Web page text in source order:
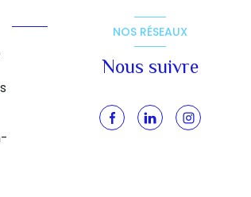
NOS RÉSEAUX
Nous suivre